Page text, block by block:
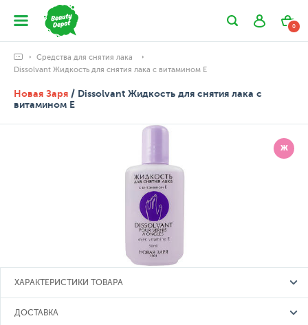
0
Средства для снятия лака
Dissolvant Жидкость для снятия лака с витамином E
Новая Заря / Dissolvant Жидкость для снятия лака с
витамином E
Ж
ХАРАКТЕРИСТИКИ ТОВАРА
ДОСТАВКА